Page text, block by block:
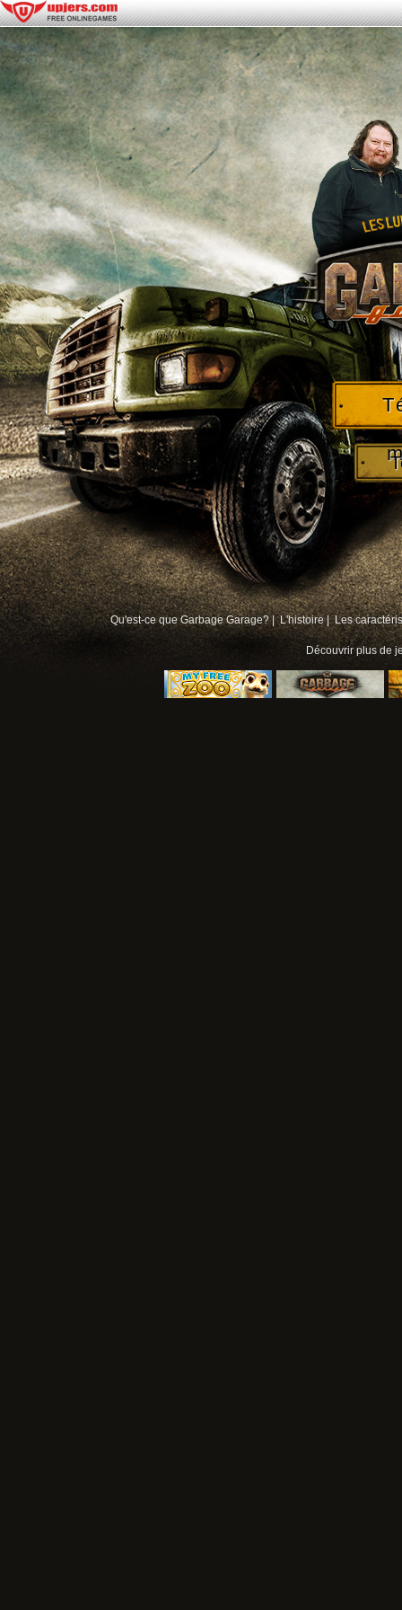
Qu'est-ce que Garbage Garage? | L'histoire | Les
Découvrir plus de